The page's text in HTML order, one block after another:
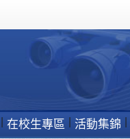
在校生專區 活動集錦